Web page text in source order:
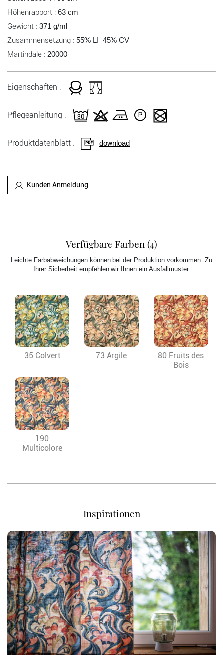
Höhenrapport : 63 cm
Gewicht : 371 g/ml
Zusammensetzung : 55% LI 45% CV
Martindale : 20000
Eigenschaften :
Pflegeanleitung :
Produktdatenblatt : download
Kunden Anmeldung
Verfügbare Farben (4)
Leichte Farbabweichungen können bei der Produktion vorkommen. Zu
Ihrer Sicherheit empfehlen wir Ihnen ein Ausfallmuster.
35 Colvert 73 Argile
80 Fruits des
Bois
190
Multicolore
Inspirationen